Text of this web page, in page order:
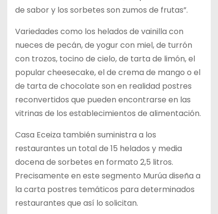
de sabor y los sorbetes son zumos de frutas”.
Variedades como los helados de vainilla con
nueces de pecán, de yogur con miel, de turrón
con trozos, tocino de cielo, de tarta de limón, el
popular cheesecake, el de crema de mango o el
de tarta de chocolate son en realidad postres
reconvertidos que pueden encontrarse en las
vitrinas de los establecimientos de alimentación.
Casa Eceiza también suministra a los
restaurantes un total de 15 helados y media
docena de sorbetes en formato 2,5 litros.
Precisamente en este segmento Murúa diseña a
la carta postres temáticos para determinados
restaurantes que así lo solicitan.